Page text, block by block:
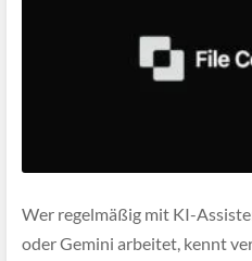
Wer regelmäßig mit KI-
oder Gemini arbeitet, kennt